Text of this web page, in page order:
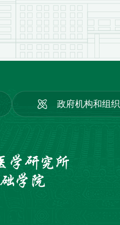
政府机构和组织